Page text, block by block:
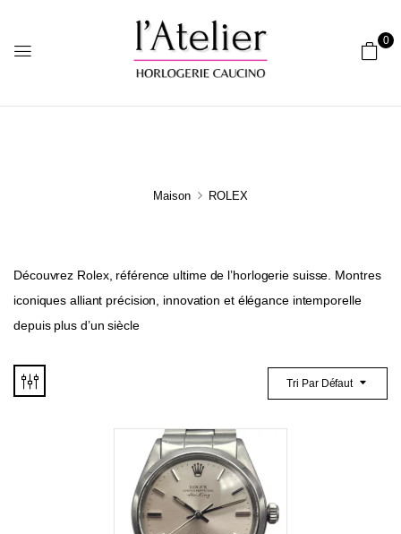
0
Maison ROLEX
Découvrez Rolex, référence ultime de l’horlogerie suisse. Montres
iconiques alliant précision, innovation et élégance intemporelle
depuis plus d’un siècle
Tri Par Défaut